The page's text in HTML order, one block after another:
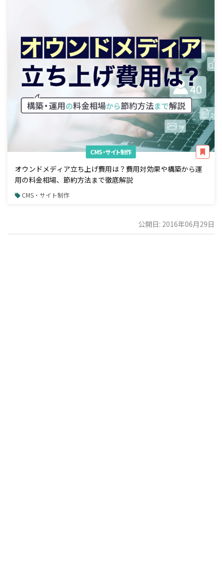
CMS・サイト制作
オウンドメディア立ち上げ費用は？費用対効果や構築から運
用の料金相場、節約方法まで徹底解説
CMS・サイト制作
公開日: 2016年06月29日